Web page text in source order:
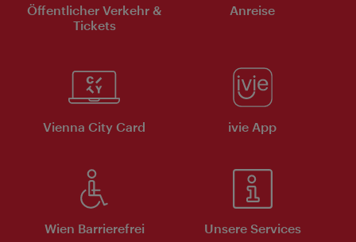
Öffentlicher Verkehr &
Tickets
Anreise
Vienna City Card ivie App
Wien Barrierefrei Unsere Services